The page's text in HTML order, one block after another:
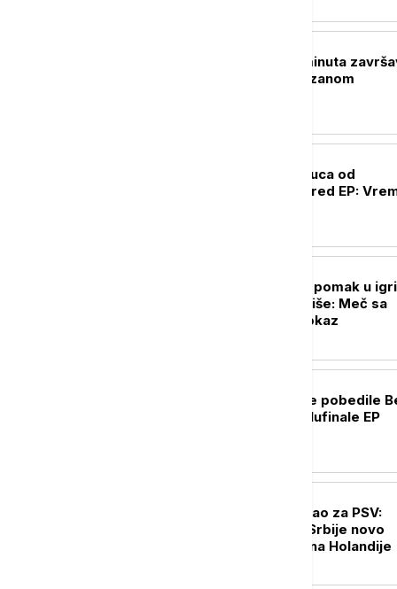
Igrači posle pet minuta
razgovor sa Partizanom
Adriana Vilagoš puca od
samopouzdanja pred EP:
Partizan napravio pomak u
mora još mnogo više: Meč sa
Tobolom kao putokaz
Košarkašice Srbije pobedile
i plasirale se u polufinale EP
Filip Kostić potpisao za PSV:
Reprezentativac Srbije novo
pojačanje šampiona Holandije